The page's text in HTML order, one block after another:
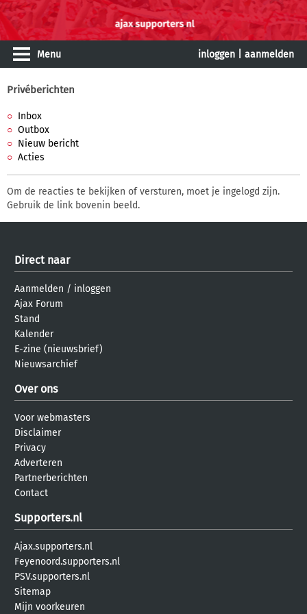
Menu inloggen aanmelden
Privéberichten
Inbox
Outbox
Nieuw bericht
Acties
Om de reacties te bekijken of versturen, moet je ingelogd zijn.
Gebruik de link bovenin beeld.
Direct naar
Aanmelden / inloggen
Ajax Forum
Stand
Kalender
E-zine (nieuwsbrief)
Nieuwsarchief
Over ons
Voor webmasters
Disclaimer
Privacy
Adverteren
Partnerberichten
Contact
Supporters.nl
Ajax.supporters.nl
Feyenoord.supporters.nl
PSV.supporters.nl
Sitemap
Mijn voorkeuren